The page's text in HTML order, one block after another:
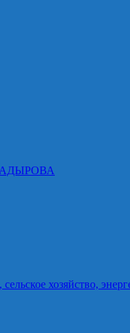
хозяйство,